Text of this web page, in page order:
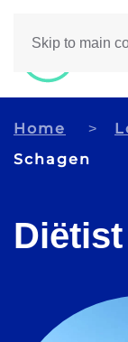
Skip to main
Home
Schagen